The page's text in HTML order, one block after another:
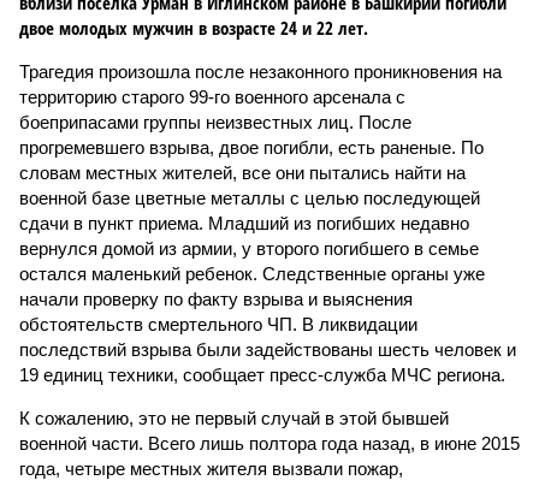
двое молодых мужчин в возрасте 24 и 22 лет.
Трагедия произошла после незаконного проникновения на
территорию старого 99-го военного арсенала с
боеприпасами группы неизвестных лиц. После
прогремевшего взрыва, двое погибли, есть раненые. По
словам местных жителей, все они пытались найти на
военной базе цветные металлы с целью последующей
сдачи в пункт приема. Младший из погибших недавно
вернулся домой из армии, у второго погибшего в семье
остался маленький ребенок. Следственные органы уже
начали проверку по факту взрыва и выяснения
обстоятельств смертельного ЧП. В ликвидации
последствий взрыва были задействованы шесть человек и
19 единиц техники, сообщает пресс-служба МЧС региона.
К сожалению, это не первый случай в этой бывшей
военной части. Всего лишь полтора года назад, в июне 2015
года, четыре местных жителя вызвали пожар,